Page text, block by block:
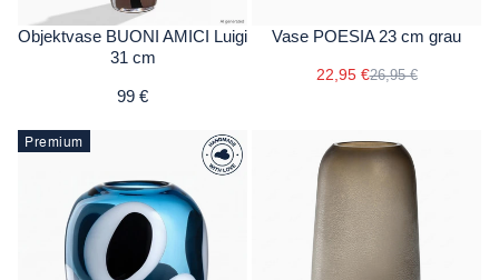
Objektvase BUONI AMICI Luigi
31 cm
99 €
Vase POESIA 23 cm grau
22,95 €26,95 €
Premium